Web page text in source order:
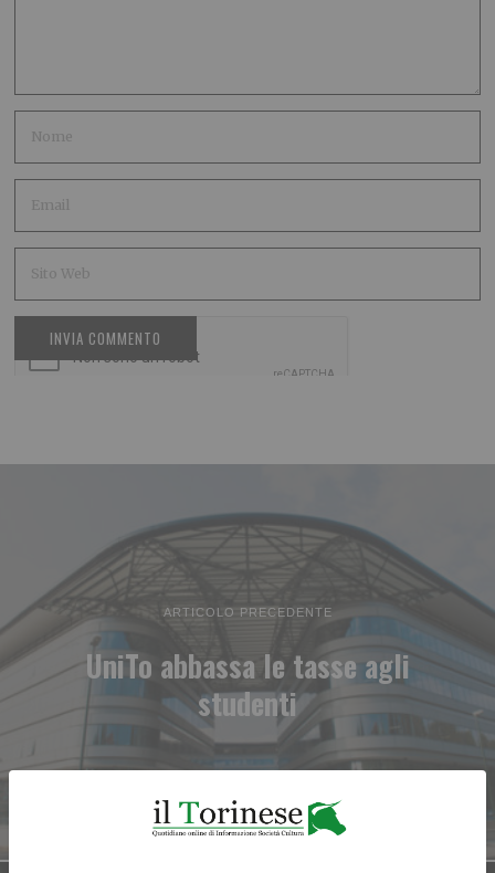
ARTICOLO PRECEDENTE
UniTo abbassa le tasse agli
studenti